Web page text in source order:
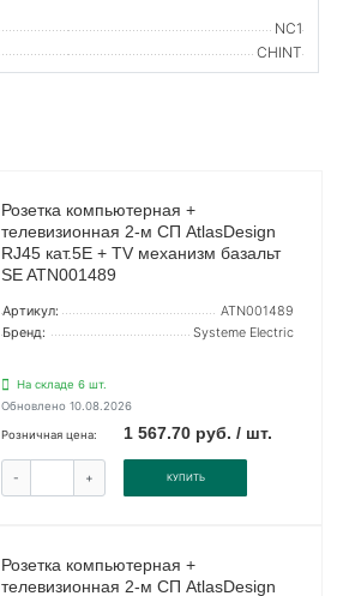
NC1
CHINT
Розетка компьютерная +
телевизионная 2-м СП AtlasDesign
RJ45 кат.5E + TV механизм базальт
SE ATN001489
Артикул:
ATN001489
Бренд:
Systeme Electric
На складе 6 шт.
Обновлено 10.08.2026
Розничная цена: 1 567.70 руб. / шт.
- + КУПИТЬ
Розетка компьютерная +
телевизионная 2-м СП AtlasDesign